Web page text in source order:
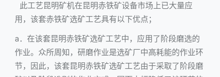
此工艺昆明矿机在昆明赤铁矿设备市场上已大量应
用，该套赤铁矿选矿工艺具有以下优点；
a．在该套昆明赤铁矿选矿工艺中，应用了阶段磨选的
作业。众所周知，研磨作业是选矿厂中高耗能的作业环
节，因此，该套昆明赤铁矿选矿工艺由于采取了阶段磨